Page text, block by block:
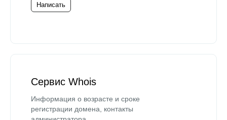
Написать
Сервис Whois
Информация о возрасте и сроке
регистрации домена, контакты